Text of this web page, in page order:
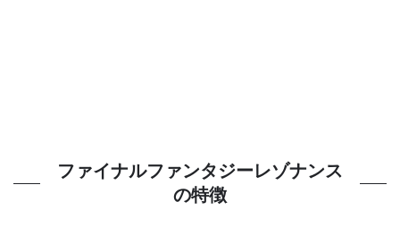
ファイナルファンタジーレゾナンス
の特徴